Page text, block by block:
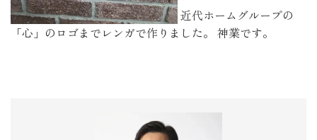
近代ホームグループの
「心」のロゴまでレンガで作りました。 神業です。